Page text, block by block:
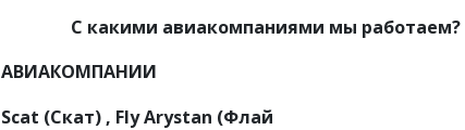
С какими авиакомпаниями мы работаем?
АВИАКОМПАНИИ
Scat (Скат) , Fly Arystan (Флай